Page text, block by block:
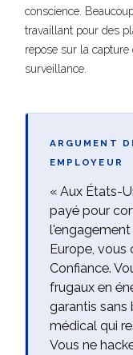
conscience.
travaillant pour des
repose sur la
surveillance.
ARGUMENT
EMPLOYEUR
« Aux États-
payé pour
l'engagement
Europe, vous
Confiance.
frugaux en
garantis sans
médical qui
Vous ne